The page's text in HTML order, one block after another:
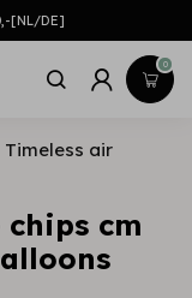
[NL/DE]
0
air
cm